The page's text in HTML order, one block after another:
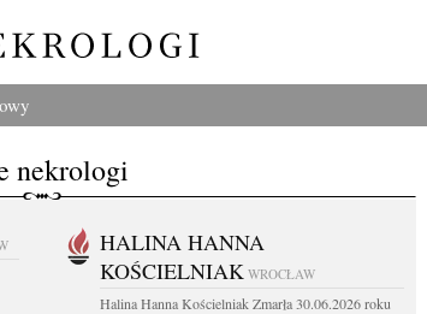
nekrologi
HALINA HANNA
KOŚCIELNIAK WROCŁAW
Halina Hanna Kościelniak Zmarła 30.06.2026 roku